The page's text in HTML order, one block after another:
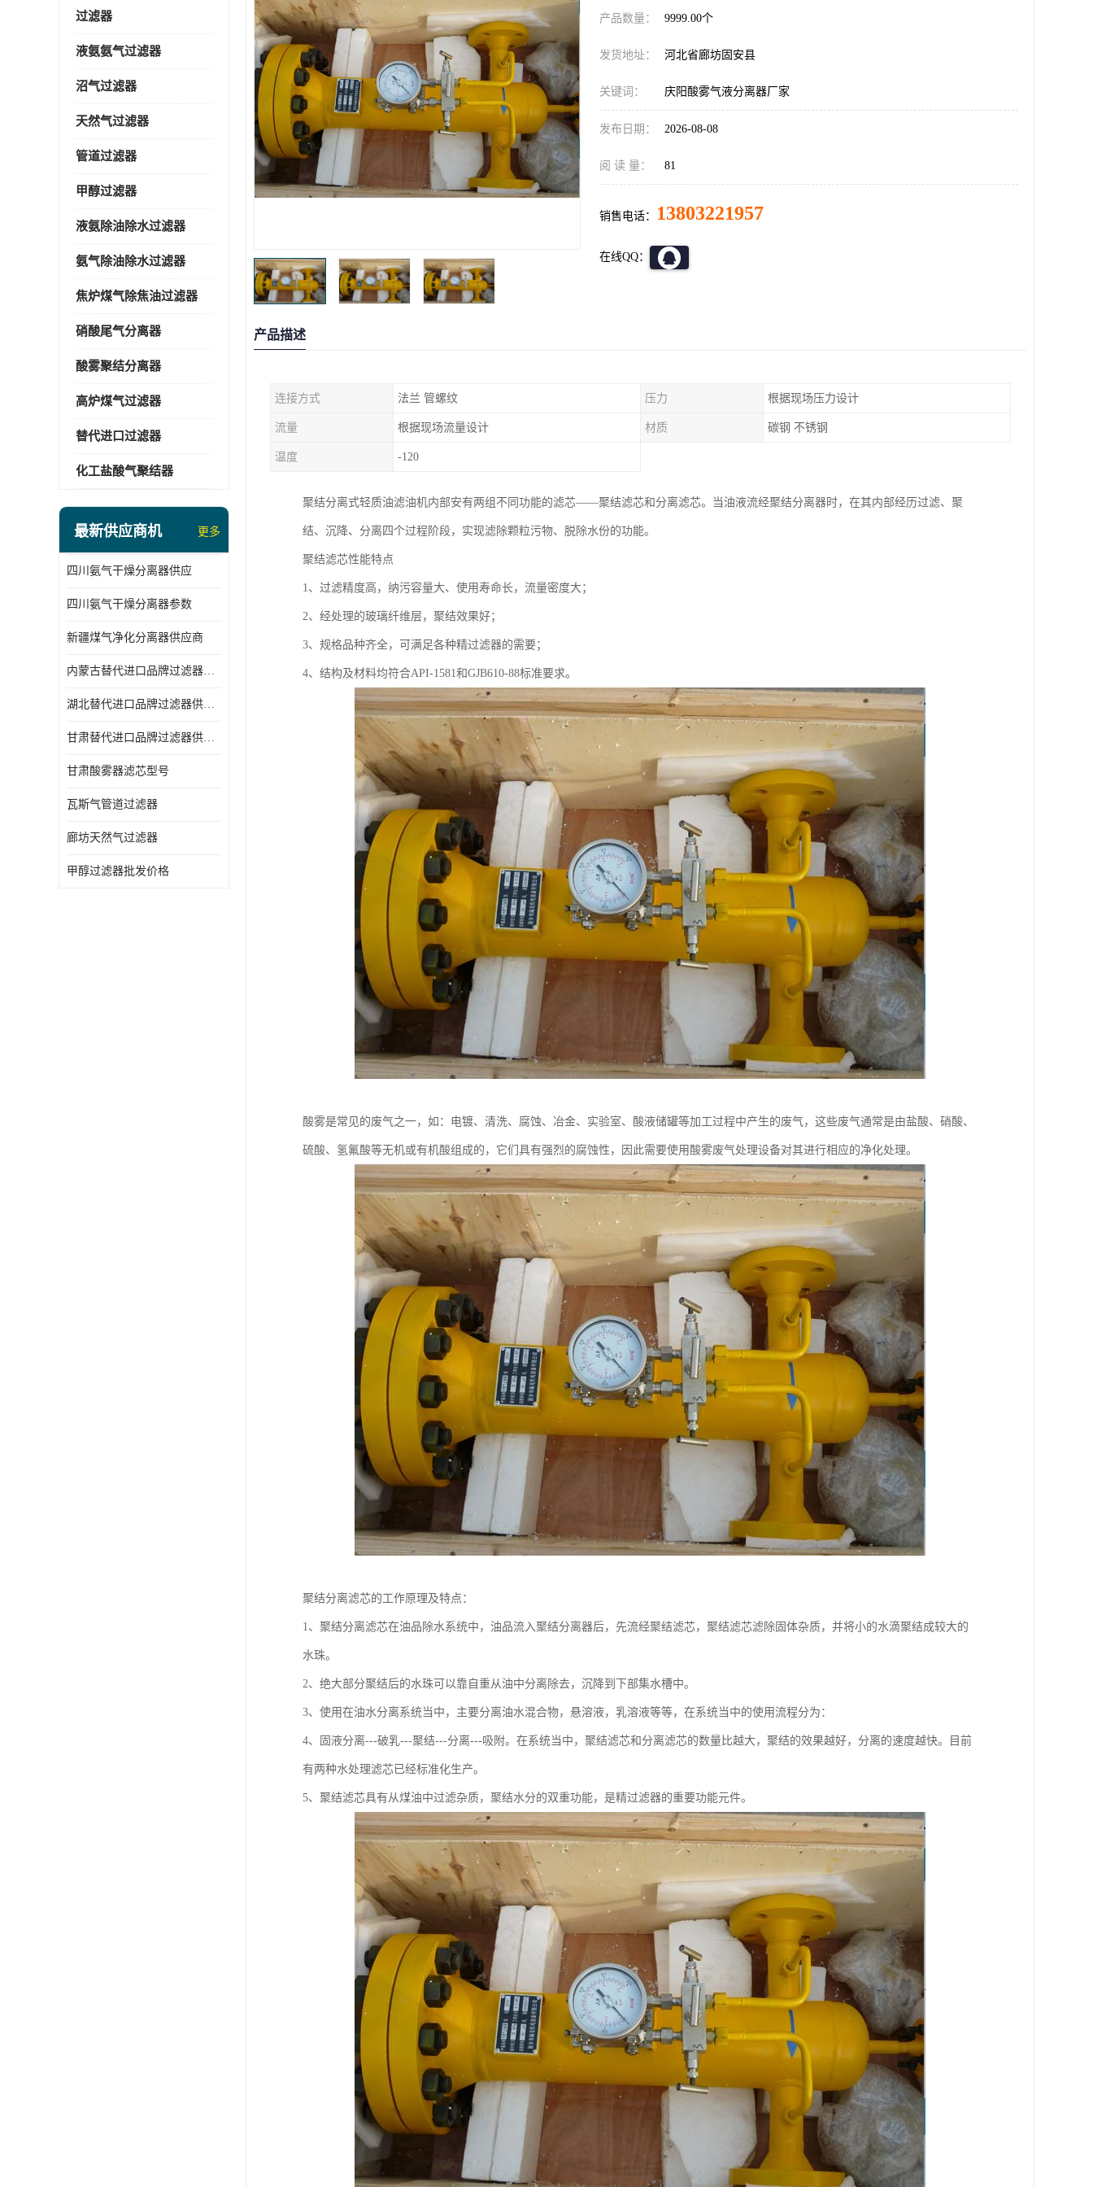
过滤器
液氨氨气过滤器
沼气过滤器
天然气过滤器
管道过滤器
甲醇过滤器
液氨除油除水过滤器
氨气除油除水过滤器
焦炉煤气除焦油过滤器
硝酸尾气分离器
酸雾聚结分离器
高炉煤气过滤器
替代进口过滤器
化工盐酸气聚结器
最新供应商机 更多
四川氨气干燥分离器供应
四川氨气干燥分离器参数
新疆煤气净化分离器供应商
内蒙古替代进口品牌过滤器厂家
湖北替代进口品牌过滤器供应商
甘肃替代进口品牌过滤器供应商
甘肃酸雾器滤芯型号
瓦斯气管道过滤器
廊坊天然气过滤器
甲醇过滤器批发价格
产品数量： 9999.00个
发货地址： 河北省廊坊固安县
关键词： 庆阳酸雾气液分离器厂家
发布日期： 2026-08-08
阅 读 量： 81
销售电话： 13803221957
在线QQ：
产品描述
连接方式 法兰 管螺纹 压力 根据现场压力设计
流量 根据现场流量设计 材质 碳钢 不锈钢
温度 -120
聚结分离式轻质油滤油机内部安有两组不同功能的滤芯——聚结滤芯和分离滤芯。当油液流经聚结分离器时，在其内部经历过滤、聚
结、沉降、分离四个过程阶段，实现滤除颗粒污物、脱除水份的功能。
聚结滤芯性能特点
1、过滤精度高，纳污容量大、使用寿命长，流量密度大；
2、经处理的玻璃纤维层，聚结效果好；
3、规格品种齐全，可满足各种精过滤器的需要；
4、结构及材料均符合API-1581和GJB610-88标准要求。
酸雾是常见的废气之一，如：电镀、清洗、腐蚀、冶金、实验室、酸液储罐等加工过程中产生的废气，这些废气通常是由盐酸、硝酸、
硫酸、氢氟酸等无机或有机酸组成的，它们具有强烈的腐蚀性，因此需要使用酸雾废气处理设备对其进行相应的净化处理。
聚结分离滤芯的工作原理及特点：
1、聚结分离滤芯在油品除水系统中，油品流入聚结分离器后，先流经聚结滤芯，聚结滤芯滤除固体杂质，并将小的水滴聚结成较大的
水珠。
2、绝大部分聚结后的水珠可以靠自重从油中分离除去，沉降到下部集水槽中。
3、使用在油水分离系统当中，主要分离油水混合物，悬溶液，乳溶液等等，在系统当中的使用流程分为：
4、固液分离---破乳---聚结---分离---吸附。在系统当中，聚结滤芯和分离滤芯的数量比越大，聚结的效果越好，分离的速度越快。目前
有两种水处理滤芯已经标准化生产。
5、聚结滤芯具有从煤油中过滤杂质，聚结水分的双重功能，是精过滤器的重要功能元件。